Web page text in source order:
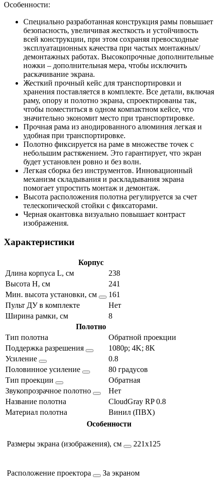
Особенности:
Специально разработанная конструкция рамы повышает
безопасность, увеличивая жесткость и устойчивость
всей конструкции, при этом сохраняя превосходные
эксплуатационных качества при частых монтажных/
демонтажных работах. Высокопрочные дополнительные
ножки – дополнительная мера, чтобы исключить
раскачивание экрана.
Жесткий прочный кейс для транспортировки и
хранения поставляется в комплекте. Все детали, включая
раму, опору и полотно экрана, спроектированы так,
чтобы поместиться в одном компактном кейсе, что
значительно экономит место при транспортировке.
Прочная рама из анодированного алюминия легкая и
удобная при транспортировке.
Полотно фиксируется на раме в множестве точек с
небольшим растяжением. Это гарантирует, что экран
будет установлен ровно и без волн.
Легкая сборка без инструментов. Инновационный
механизм складывания и раскладывания экрана
помогает упростить монтаж и демонтаж.
Высота расположения полотна регулируется за счет
телескопической стойки с фиксаторами.
Черная окантовка визуально повышает контраст
изображения.
Характеристики
Корпус
Длина корпуса L, см
238
Высота H, см
241
Мин. высота установки, см
161
Пульт ДУ в комплекте
Нет
Ширина рамки, см
8
Полотно
Тип полотна
Обратной проекции
Поддержка разрешения
1080p; 4K; 8K
Усиление
0.8
Половинное усиление
80 градусов
Тип проекции
Обратная
Звукопрозрачное полотно
Нет
Название полотна
CloudGray RP 0.8
Материал полотна
Винил (ПВХ)
Особенности
Размеры экрана (изображения), см 221х125
Расположение проектора За экраном